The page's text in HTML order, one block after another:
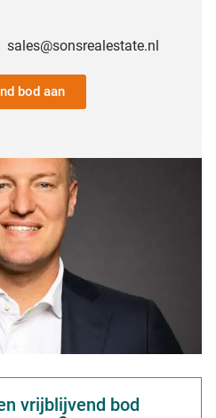
sales@sonsrealestate.nl
bod aan
vrijblijvend bod